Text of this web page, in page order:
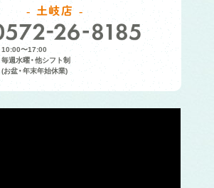
土岐店
10:00〜17:00
毎週水曜・他シフト制
(お盆・年末年始休業)